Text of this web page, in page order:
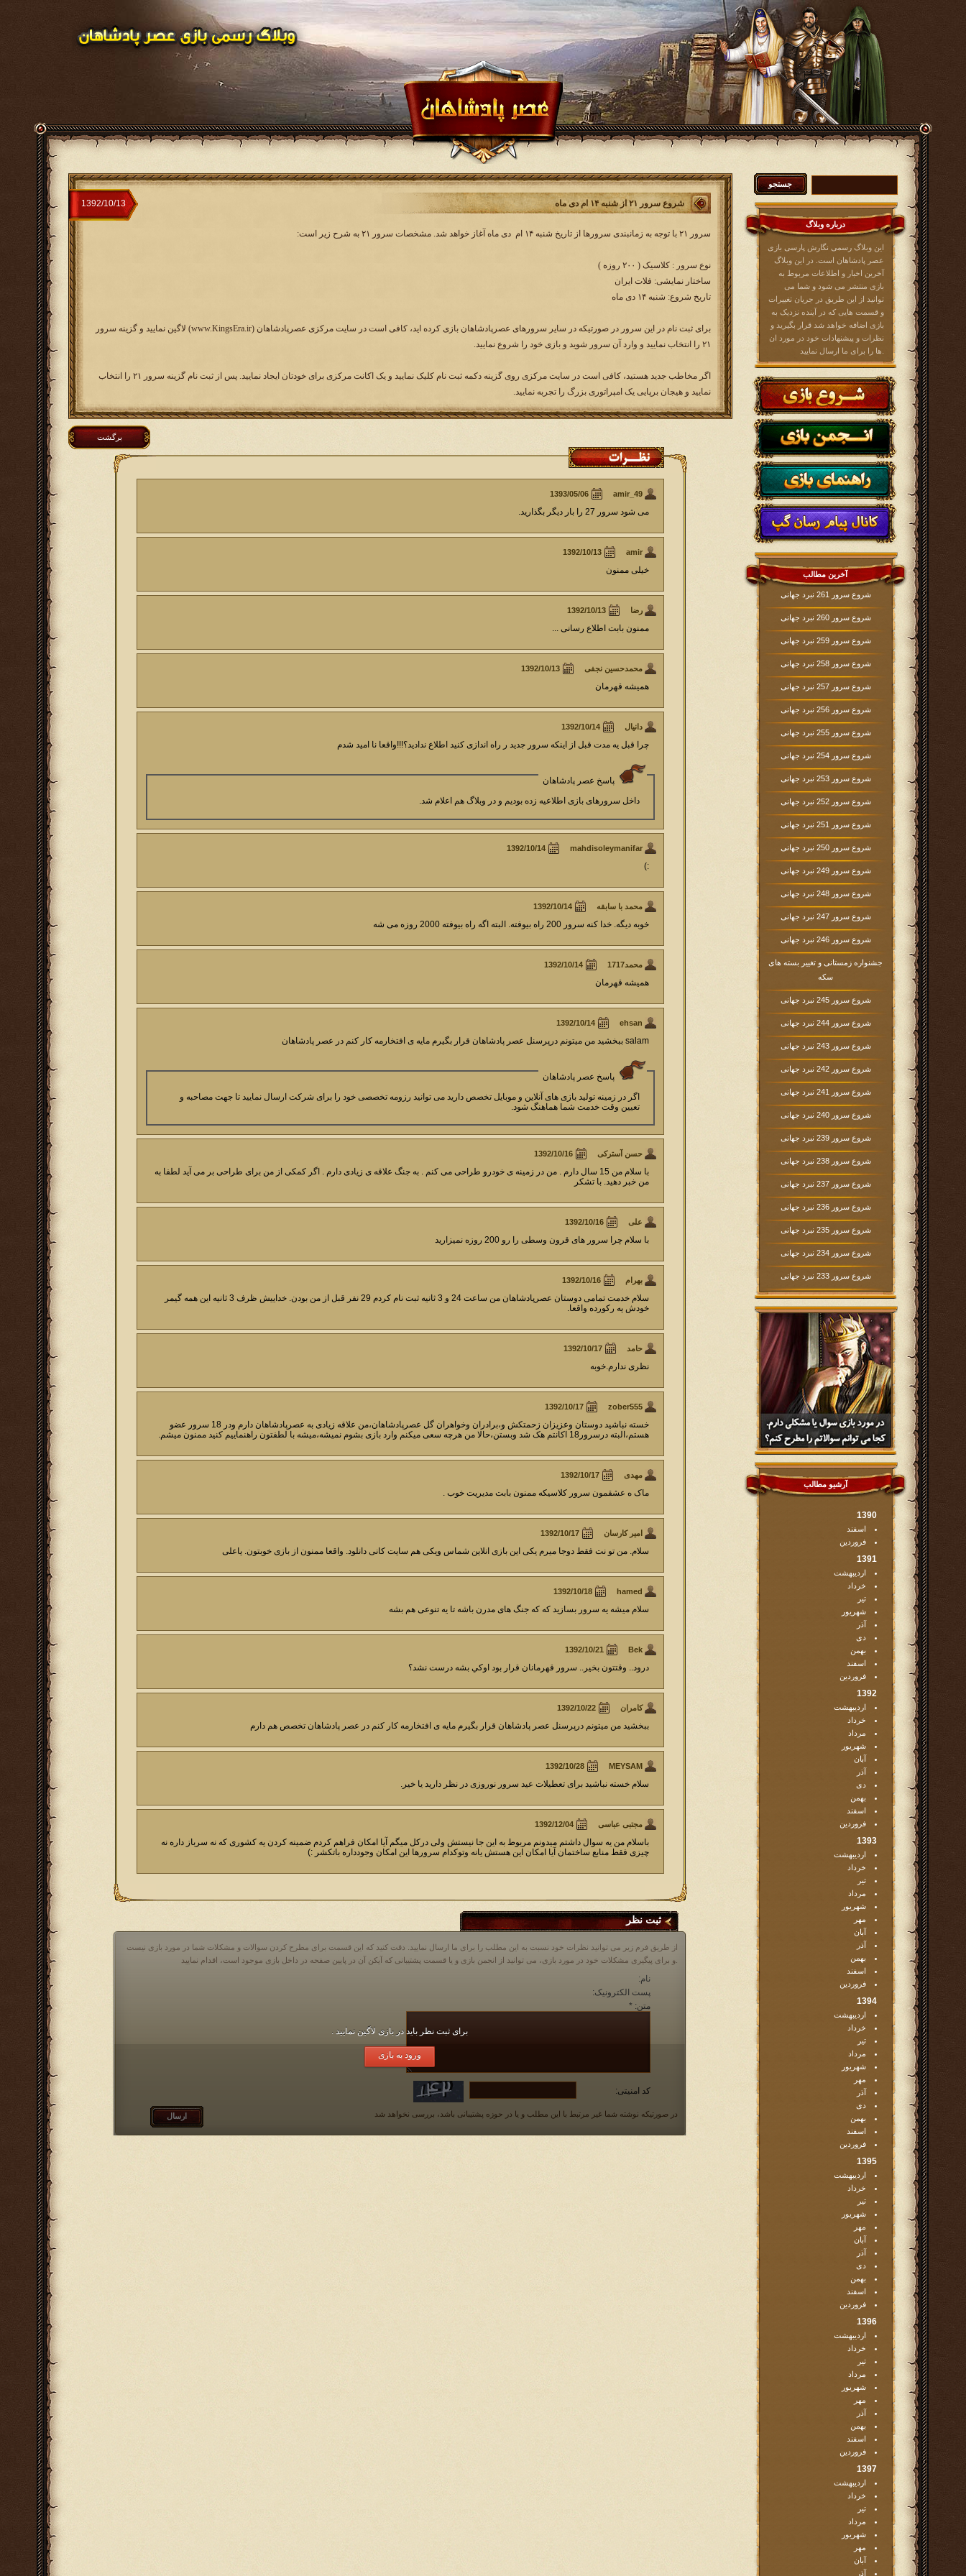
درباره وبلاگ
این وبلاگ رسمی نگارش پارسی بازی
عصر پادشاهان است. در این وبلاگ
آخرین اخبار و اطلاعات مربوط به
بازی منتشر می شود و شما می
توانید از این طریق در جریان تغییرات
و قسمت هایی که در آینده نزدیک به
بازی اضافه خواهد شد قرار بگیرید و
نظرات و پیشنهادات خود در مورد ان
آخرین مطالب
شروع سرور 261 نبرد جهانی
شروع سرور 260 نبرد جهانی
شروع سرور 259 نبرد جهانی
شروع سرور 258 نبرد جهانی
شروع سرور 257 نبرد جهانی
شروع سرور 256 نبرد جهانی
شروع سرور 255 نبرد جهانی
شروع سرور 254 نبرد جهانی
شروع سرور 253 نبرد جهانی
شروع سرور 252 نبرد جهانی
شروع سرور 251 نبرد جهانی
شروع سرور 250 نبرد جهانی
شروع سرور 249 نبرد جهانی
شروع سرور 248 نبرد جهانی
شروع سرور 247 نبرد جهانی
شروع سرور 246 نبرد جهانی
جشنواره زمستانی و تغییر بسته های
سکه
شروع سرور 245 نبرد جهانی
شروع سرور 244 نبرد جهانی
شروع سرور 243 نبرد جهانی
شروع سرور 242 نبرد جهانی
شروع سرور 241 نبرد جهانی
شروع سرور 240 نبرد جهانی
شروع سرور 239 نبرد جهانی
شروع سرور 238 نبرد جهانی
شروع سرور 237 نبرد جهانی
شروع سرور 236 نبرد جهانی
شروع سرور 235 نبرد جهانی
شروع سرور 234 نبرد جهانی
شروع سرور 233 نبرد جهانی
آرشیو مطالب
1390
اسفند
فروردین
1391
اردیبهشت
خرداد
تیر
شهریور
آذر
دی
بهمن
اسفند
فروردین
1392
اردیبهشت
خرداد
مرداد
شهریور
آبان
آذر
دی
بهمن
اسفند
فروردین
1393
اردیبهشت
خرداد
تیر
مرداد
شهریور
مهر
آبان
آذر
بهمن
اسفند
فروردین
1394
اردیبهشت
خرداد
تیر
مرداد
شهریور
مهر
آذر
دی
بهمن
اسفند
فروردین
1395
اردیبهشت
خرداد
تیر
شهریور
مهر
آبان
آذر
دی
بهمن
اسفند
فروردین
1396
اردیبهشت
خرداد
تیر
مرداد
شهریور
مهر
آذر
بهمن
اسفند
فروردین
1397
اردیبهشت
خرداد
تیر
مرداد
شهریور
مهر
آبان
آذر
شروع سرور ۲۱ از شنبه ۱۴ ام دی ماه ‏1392/10/13
سرور ۲۱ با توجه به زمانبندی سرورها از تاریخ شنبه ۱۴ ام دی ماه آغاز خواهد شد. مشخصات سرور ۲۱ به شرح زیر است:
نوع سرور : کلاسیک ( ۲۰۰ روزه )
ساختار نمایشی: فلات ایران
تاریخ شروع: شنبه ۱۴ دی ماه
برای ثبت نام در این سرور در صورتیکه در سایر سرورهای عصرپادشاهان بازی کرده اید، کافی است در سایت مرکزی عصرپادشاهان (www.KingsEra.ir) لاگین نمایید و گزینه سرور
۲۱ را انتخاب نمایید و وارد آن سرور شوید و بازی خود را شروع نمایید.
اگر مخاطب جدید هستید، کافی است در سایت مرکزی روی گزینه دکمه ثبت نام کلیک نمایید و یک اکانت مرکزی برای خودتان ایجاد نمایید. پس از ثبت نام گزینه سرور ۲۱ را انتخاب
نمایید و هیجان برپایی یک امپراتوری بزرگ را تجربه نمایید.
برگشت
amir_49
می شود سرور 27 را بار دیگر بگذارید.
amir
خیلی ممنون
رضا
ممنون بابت اطلاع رسانی ...
محمدحسین نجفی
همیشه قهرمان
دانیال
چرا قبل یه مدت قبل از اینکه سرور جدید ر راه اندازی کنید اطلاع ندادید؟!!!واقعا نا امید شدم
پاسخ عصر پادشاهان
داخل سرورهای بازی اطلاعیه زده بودیم و در وبلاگ هم اعلام شد.
mahdisoleymanifar
:)
محمد با سابقه
خوبه دیگه. خدا کنه سرور 200 راه بیوفته. البته اگه راه بیوفته 2000 روزه می شه
محمد1717
همیشه قهرمان
ehsan
salam ببخشید من میتونم درپرسنل عصر پادشاهان قرار بگیرم مایه ی افتخارمه کار کنم در عصر پادشاهان
پاسخ عصر پادشاهان
اگر در زمینه تولید بازی های آنلاین و موبایل تخصص دارید می توانید رزومه تخصصی خود را برای شرکت ارسال نمایید تا جهت مصاحبه و
تعیین وقت خدمت شما هماهنگ شود.
حسن آسترکی
با سلام من 15 سال دارم . من در زمینه ی خودرو طراحی می کنم . به جنگ علاقه ی زیادی دارم . اگر کمکی از من برای طراحی بر می آید لطفا به
من خبر دهید. با تشکر
علی
با سلام چرا سرور های قرون وسطی را رو 200 روزه نمیزارید
بهرام
سلام خدمت تمامی دوستان عصرپادشاهان من ساعت 24 و 3 ثانیه ثبت نام کردم 29 نفر قبل از من بودن. خداییش ظرف 3 ثانیه این همه گیمر
خودش یه رکورده واقعا.
حامد
نظری ندارم.خوبه
zober555
خسته نباشید دوستان وعزیزان زحمتکش و،برادران وخواهران گل عصرپادشاهان،من علاقه زیادی به عصرپادشاهان دارم ودر 18 سرور عضو
هستم،البته درسرور18 اکانتم هک شد وبستن،حالا من هرچه سعی میکنم وارد بازی بشوم نمیشه،میشه با لطفتون راهنماییم کنید ممنون میشم.
مهدی
ماک ه عشقمون سرور کلاسیکه ممنون بابت مدیریت خوب .
امیر کارسان
سلام. من تو نت فقط دوجا میرم یکی این بازی انلاین شماس ویکی هم سایت کانی دانلود. واقعا ممنون از بازی خوبتون. یاعلی
hamed
سلام میشه یه سرور بسازید که که جنگ های مدرن باشه تا یه تنوعی هم بشه
Bek
درود.. وقتتون بخير.. سرور قهرمانان قرار بود اوكي بشه درست نشد؟
کامران
ببخشید من میتونم درپرسنل عصر پادشاهان قرار بگیرم مایه ی افتخارمه کار کنم در عصر پادشاهان تخصص هم دارم
MEYSAM
سلام خسته نباشید برای تعطیلات عید سرور نوروزی در نظر دارید یا خیر.
مجتبی عباسی
باسلام من یه سوال داشتم میدونم مربوط به این جا نیستش ولی درکل میگم آیا امکان فراهم کردم ضمینه کردن یه کشوری که نه سرباز داره نه
چیزی فقط منابع ساختمان آیا امکان این هستش یانه وتوکدام سرورها این امکان وجودداره باتکشر :)
ثبت نظر
از طریق فرم زیر می توانید نظرات خود نسبت به این مطلب را برای ما ارسال نمایید. دقت کنید که این قسمت برای مطرح کردن سوالات و مشکلات شما در مورد بازی نیست
نام:
پست الکترونیک:
متن:*
کد امنیتی:
در صورتیکه نوشته شما غیر مرتبط با این مطلب و یا در حوزه پشتیبانی باشد، بررسی نخواهد شد
برای ثبت نظر باید در بازی لاگین نمایید .
ورود به بازی